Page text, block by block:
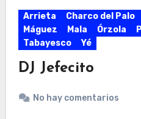
Arrieta Charco del Palo
Máguez
Mala Órzola
Tabayesco
Yé
DJ Jefecito
No hay comentarios